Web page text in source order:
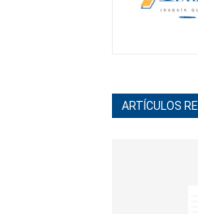
ARTÍCULOS